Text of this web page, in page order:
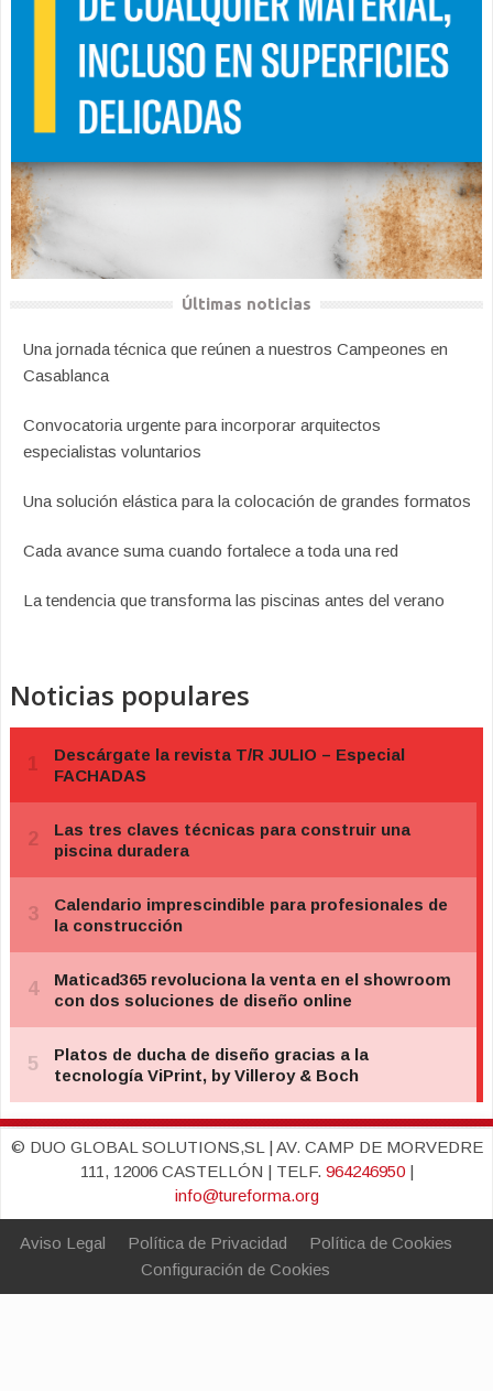
Últimas noticias
Una jornada técnica que reúnen a nuestros Campeones en
Casablanca
Convocatoria urgente para incorporar arquitectos
especialistas voluntarios
Una solución elástica para la colocación de grandes formatos
Cada avance suma cuando fortalece a toda una red
La tendencia que transforma las piscinas antes del verano
Noticias populares
© DUO GLOBAL SOLUTIONS,SL | AV. CAMP DE MORVEDRE
111, 12006 CASTELLÓN | TELF. 964246950|
info@tureforma.org
Aviso Legal Política de Privacidad
Política de Cookies
Configuración de Cookies